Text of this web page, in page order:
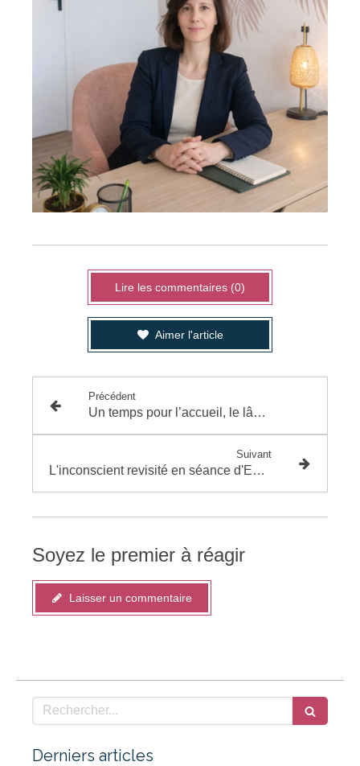
Lire les commentaires (0)
Aimer l'article
Précédent
Un temps pour l’accueil, le lâcher prise et le pardon
Suivant
L'inconscient revisité en séance d'EMDR
Soyez le premier à réagir
Laisser un commentaire
Rechercher
Derniers articles